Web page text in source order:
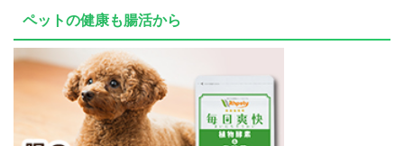
ペットの健康も腸活から